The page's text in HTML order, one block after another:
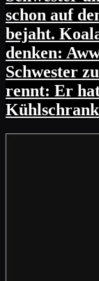
schon auf
bejaht.
denken:
Schwester
rennt: Er